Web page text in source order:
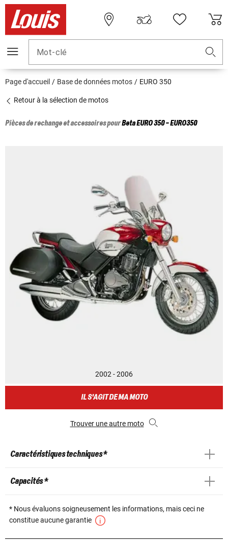
Mot-clé
Page d'accueil Base de données motos EURO 350
Retour à la sélection de motos
Pièces de rechange et accessoires pourBetaEURO 350 - EURO350
2002 - 2006
IL S'AGIT DE MA MOTO
Trouver une autre moto
Caractéristiques techniques *
Capacités *
* Nous évaluons soigneusement les informations, mais ceci ne
constitue aucune garantie